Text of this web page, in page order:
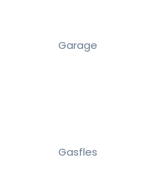
Garage
Gasfles